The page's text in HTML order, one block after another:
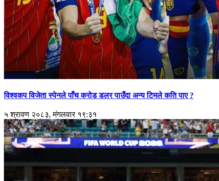
विश्वकप विजेता स्पेनले पाँच करोड डलर पाउँदा अन्य टिमले कति पाए ?
५ श्रावण २०८३, मंगलवार १९:३१